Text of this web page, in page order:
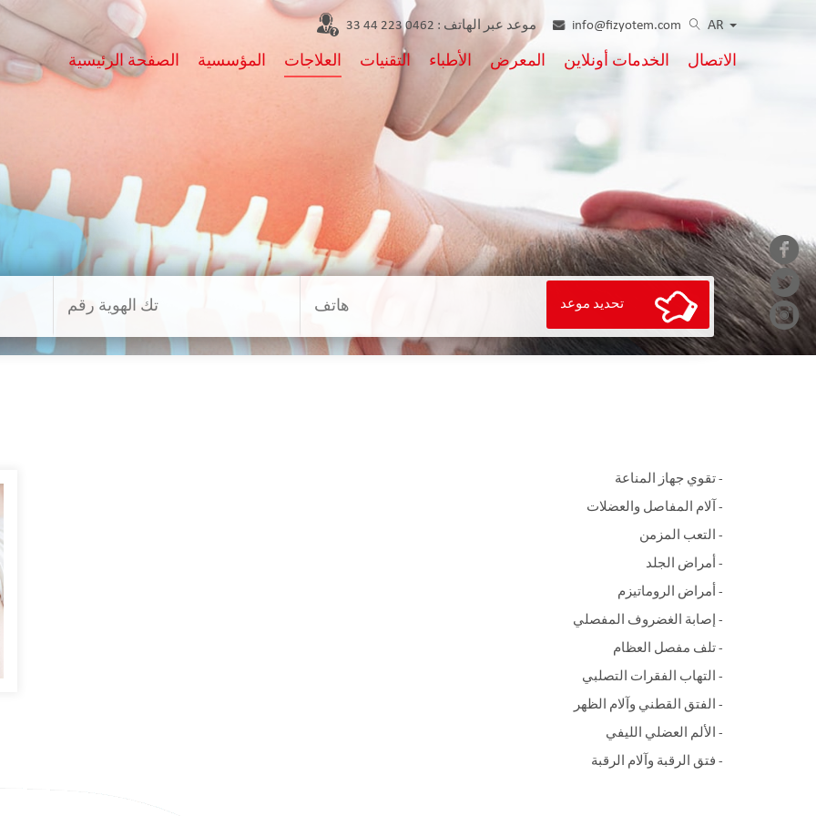
موعد عبر الهاتف : 0462 223 44 33 info@fizyotem.com AR
الصفحة الرئيسية المؤسسية العلاجات التقنيات الأطباء المعرض الخدمات أونلاين الاتصال
- تقوي جهاز المناعة
- آلام المفاصل والعضلات
- التعب المزمن
- أمراض الجلد
- أمراض الروماتيزم
- إصابة الغضروف المفصلي
- تلف مفصل العظام
- التهاب الفقرات التصلبي
- الفتق القطني وآلام الظهر
- الألم العضلي الليفي
- فتق الرقبة وآلام الرقبة